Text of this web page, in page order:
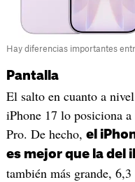
Hay diferencias importantes
Pantalla
El salto en cuanto a
iPhone 17 lo posiciona
Pro. De hecho, el
es mejor que la del
también más grande,